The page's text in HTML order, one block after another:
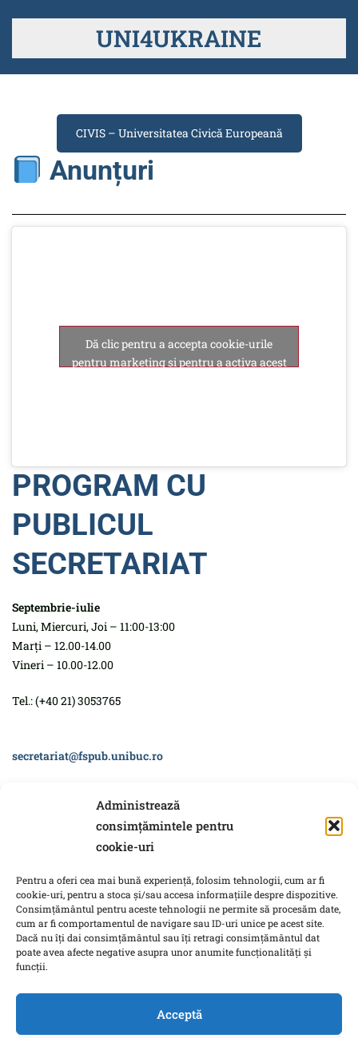
Administrează
consimțămintele pentru
cookie-uri
Pentru a oferi cea mai bună experiență, folosim tehnologii, cum ar fi
cookie-uri, pentru a stoca și/sau accesa informațiile despre dispozitive.
Consimțământul pentru aceste tehnologii ne permite să procesăm date,
cum ar fi comportamentul de navigare sau ID-uri unice pe acest site.
Dacă nu îți dai consimțământul sau îți retragi consimțământul dat
poate avea afecte negative asupra unor anumite funcționalități și
funcții.
Acceptă
UNI4UKRAINE
CIVIS – Universitatea Civică Europeană
Anunțuri
Dă clic pentru a accepta cookie-urile
pentru marketing și pentru a activa acest
PROGRAM CU
PUBLICUL
SECRETARIAT
Septembrie-iulie
Luni, Miercuri, Joi – 11:00-13:00
Marți – 12.00-14.00
Vineri – 10.00-12.00
Tel.: (+40 21) 3053765
secretariat@fspub.unibuc.ro
Pentru urgențe vă rugăm să scrieți pe adresa de mail a